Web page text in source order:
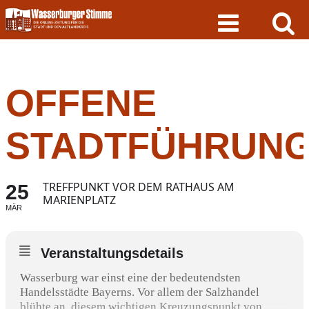
Skip
to
content
OFFENE
25
MÄR
TREFFPUNKT VOR DEM RATHAUS AM
MARIENPLATZ
Veranstaltungsdetails
Wasserburg war einst eine der bedeutendsten
Handelsstädte Bayerns. Vor allem der Salzhandel